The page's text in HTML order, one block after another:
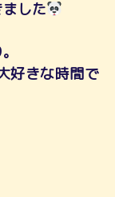
した
好きな時間で